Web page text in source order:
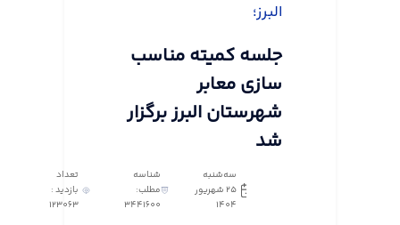
البرز؛
جلسه کمیته مناسب
سازی معابر
شهرستان البرز برگزار
شد
سه‌شنبه
25 شهریور
1404
شناسه
مطلب:
3441600
تعداد
بازدید :
123063